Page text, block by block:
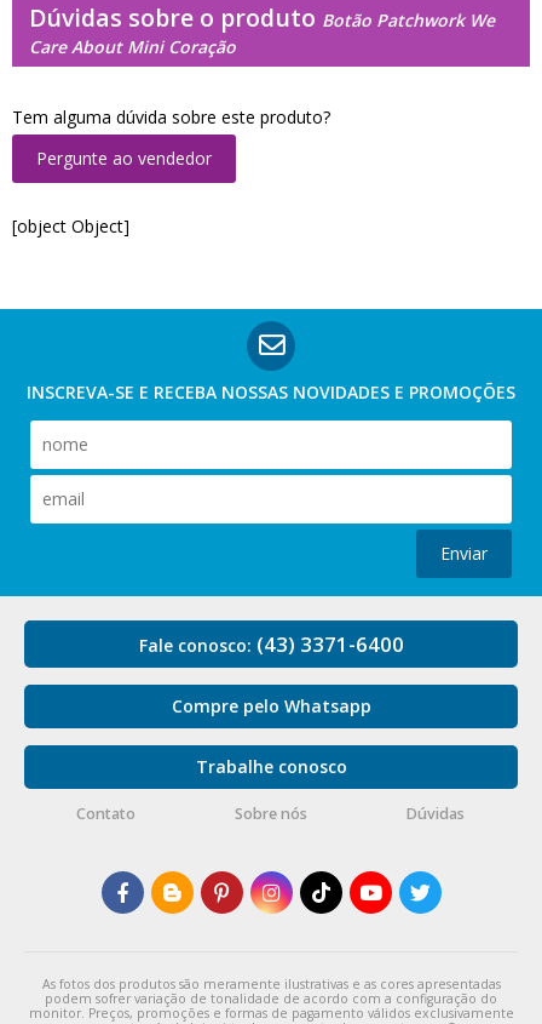
Dúvidas sobre o produto Botão Patchwork We
Care About Mini Coração
Tem alguma dúvida sobre este produto?
Pergunte ao vendedor
[object Object]
INSCREVA-SE E RECEBA NOSSAS NOVIDADES E PROMOÇÕES
Enviar
Fale conosco: (43) 3371-6400
Compre pelo Whatsapp
Trabalhe conosco
Contato Sobre nós Dúvidas
As fotos dos produtos são meramente ilustrativas e as cores apresentadas
podem sofrer variação de tonalidade de acordo com a configuração do
monitor. Preços, promoções e formas de pagamento válidos exclusivamente